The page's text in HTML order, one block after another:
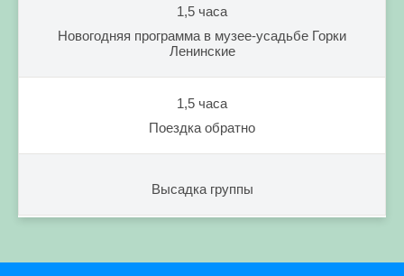
1,5 часа
Новогодняя программа в музее-усадьбе Горки
Ленинские
1,5 часа
Поездка обратно
Высадка группы